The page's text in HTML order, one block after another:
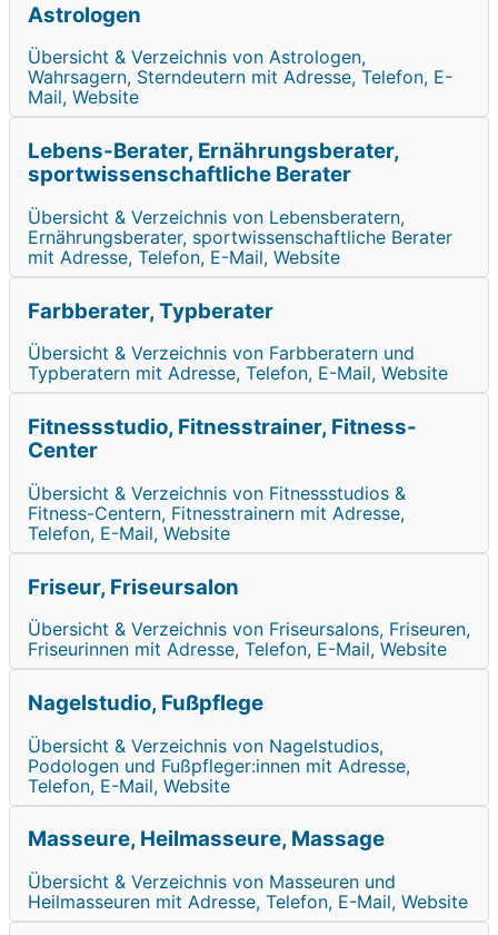
Astrologen
Übersicht & Verzeichnis von Astrologen,
Wahrsagern, Sterndeutern mit Adresse, Telefon, E-
Mail, Website
Lebens-Berater, Ernährungsberater,
sportwissenschaftliche Berater
Übersicht & Verzeichnis von Lebensberatern,
Ernährungsberater, sportwissenschaftliche Berater
mit Adresse, Telefon, E-Mail, Website
Farbberater, Typberater
Übersicht & Verzeichnis von Farbberatern und
Typberatern mit Adresse, Telefon, E-Mail, Website
Fitnessstudio, Fitnesstrainer, Fitness-
Center
Übersicht & Verzeichnis von Fitnessstudios &
Fitness-Centern, Fitnesstrainern mit Adresse,
Telefon, E-Mail, Website
Friseur, Friseursalon
Übersicht & Verzeichnis von Friseursalons, Friseuren,
Friseurinnen mit Adresse, Telefon, E-Mail, Website
Nagelstudio, Fußpflege
Übersicht & Verzeichnis von Nagelstudios,
Podologen und Fußpfleger:innen mit Adresse,
Telefon, E-Mail, Website
Masseure, Heilmasseure, Massage
Übersicht & Verzeichnis von Masseuren und
Heilmasseuren mit Adresse, Telefon, E-Mail, Website